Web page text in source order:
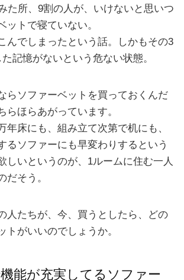
た所、9割の人が、いけないと思いつ
ットで寝ていない。
んでしまったという話。しかもその3
記憶がないという危ない状態。
らソファーベットを買っておくんだ
らほらあがっています。
年床にも、組み立て次第で机にも、
るソファーにも早変わりするという
しいというのが、1ルームに住む一人
だそう。
人たちが、今、買うとしたら、どの
トがいいのでしょうか。
能が充実してるソファー